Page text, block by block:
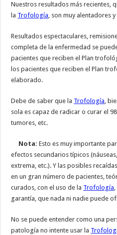
Nuestros resultados más recientes,
la Trofología, son muy alentadores
Resultados espectaculares,
completa de la enfermedad se
pacientes que reciben el Plan
los pacientes que reciben el Plan
elaborado.
Debe de saber que la Trofología,
sola es capaz de radicar o curar el
tumores, etc.
Nota:Esto es muy importante
efectos secundarios típicos
extrema, etc.). Y las posibles
en un gran número de pacientes,
curados, con el uso de la Trofología
garantía, que nada ni nadie puede
No se puede entender como una
patología no intente usar la